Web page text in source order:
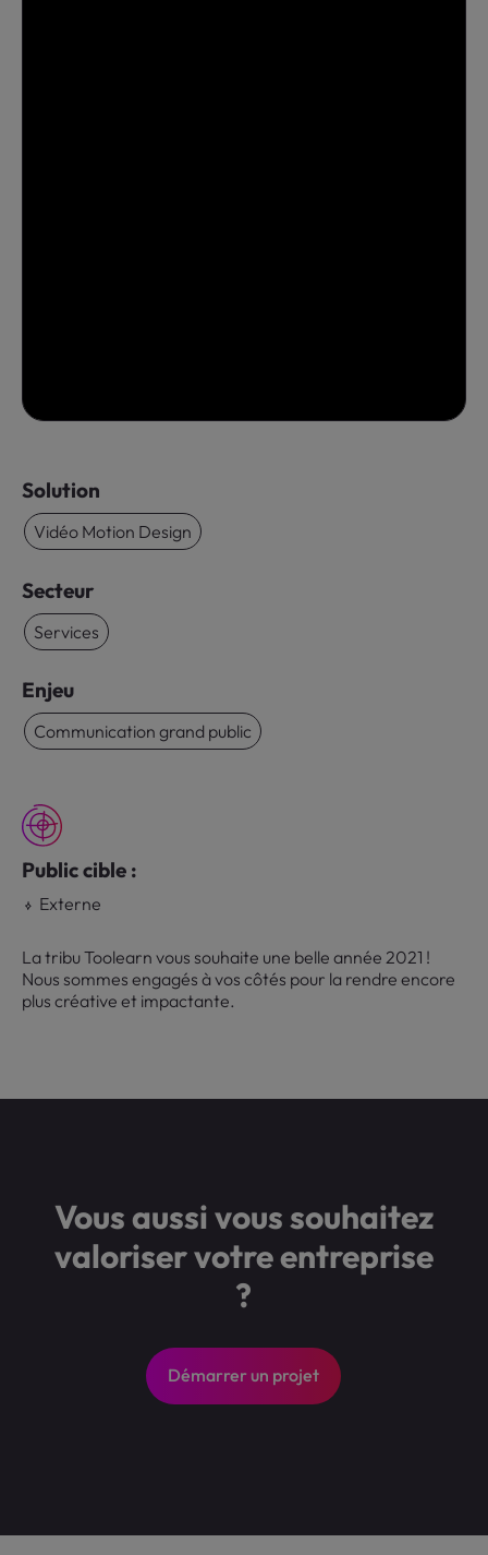
Solution
Vidéo Motion Design
Secteur
Services
Enjeu
Communication grand public
Public cible :
Externe
La tribu Toolearn vous souhaite une belle année 2021 !
Nous sommes engagés à vos côtés pour la rendre encore
plus créative et impactante.
Vous aussi vous souhaitez
valoriser votre entreprise
?
Démarrer un projet